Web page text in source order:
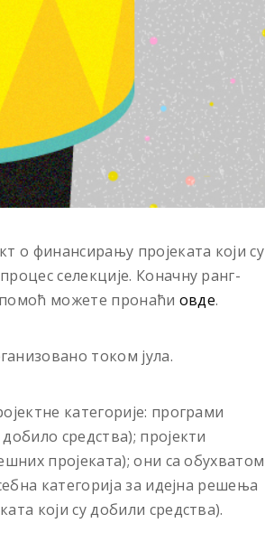
о финансирању пројеката који су
селекције. Коначну ранг-
помоћ можете пронаћи овде.
током јула.
категорије: програми
средства); пројекти
пројеката); они са обухватом
категорија за идејна решења
који су добили средства).